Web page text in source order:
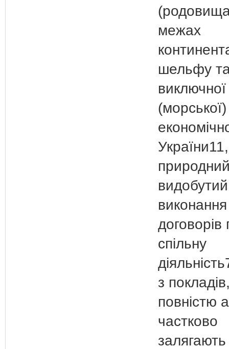
межах
шельфу
виключної
(морської)
виконання
договорів
спільну
з
повністю
частково